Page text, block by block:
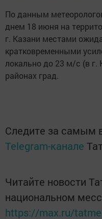
По данным
днем 18 июня на
г. Казани местами
кратковременными
локально до 23 м/с (в г.
районах град.
Следите за самым
Telegram-канале
Читайте новости
национальном
https://max.ru/